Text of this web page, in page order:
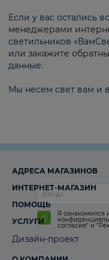
Если у вас остались
менеджерами
светильников
или закажите
данные.
Мы несем свет вам и
Я ознакомился
согласия“ и
АДРЕСА МАГАЗИНОВ
ИНТЕРНЕТ-МАГАЗИН
ПОМОЩЬ
УСЛУГИ
Дизайн-проект